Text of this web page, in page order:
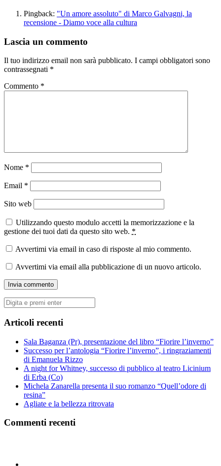
Pingback: "Un amore assoluto" di Marco Galvagni, la
recensione - Diamo voce alla cultura
Lascia un commento
Il tuo indirizzo email non sarà pubblicato. I campi obbligatori sono
contrassegnati *
Commento *
Nome *
Email *
Sito web
Utilizzando questo modulo accetti la memorizzazione e la
gestione dei tuoi dati da questo sito web. *
Avvertimi via email in caso di risposte al mio commento.
Avvertimi via email alla pubblicazione di un nuovo articolo.
Cerca:
Articoli recenti
Sala Baganza (Pr), presentazione del libro “Fiorire l’inverno”
Successo per l’antologia “Fiorire l’inverno”, i ringraziamenti
di Emanuela Rizzo
A night for Whitney, successo di pubblico al teatro Licinium
di Erba (Co)
Michela Zanarella presenta il suo romanzo “Quell’odore di
resina”
Agliate e la bellezza ritrovata
Commenti recenti